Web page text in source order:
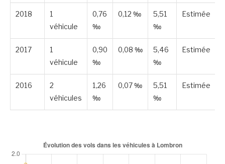
2018
1
véhicule
0,76
‰
0,12 ‰
5,51
‰
Estimée
2017
1
véhicule
0,90
‰
0,08 ‰
5,46
‰
Estimée
2016
2
véhicules
1,26
‰
0,07 ‰
5,51
‰
Estimée